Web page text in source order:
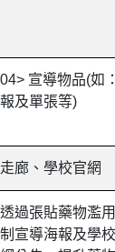
04> 宣導物品(如
報及單張等)
走廊、學校官網
透過張貼藥物濫
制宣導海報及學